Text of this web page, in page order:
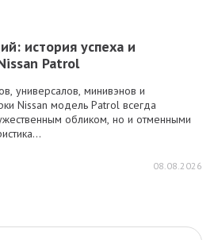
история успеха и
Patrol
универсалов, минивэнов и
Nissan модель Patrol всегда
обликом, но и отменными
08.08.2026